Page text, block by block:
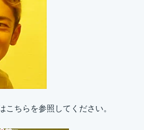
こちらを参照してください。